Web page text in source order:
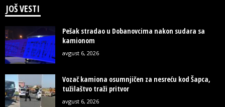
JOŠ VESTI
Pešak stradao u Dobanovcima nakon sudara sa
kamionom
avgust 6, 2026
Vozač kamiona osumnjičen za nesreću kod Šapca,
tužilaštvo traži pritvor
avgust 6, 2026